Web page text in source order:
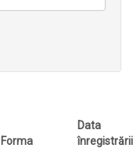
Forma
Data
înregistrării